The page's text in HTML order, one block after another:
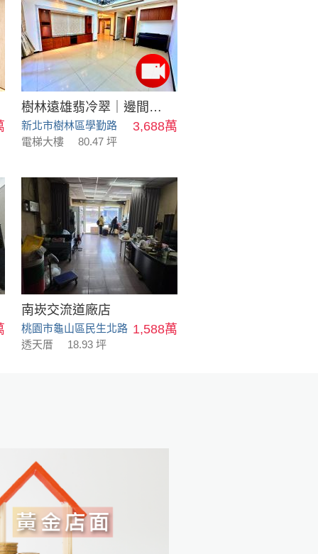
樹林遠雄翡冷翠｜邊間四房雙主臥平車
新北市樹林區學勤路 3,688萬
電梯大樓 80.47 坪
南崁交流道廠店
桃園市龜山區民生北路 1,588萬
透天厝 18.93 坪